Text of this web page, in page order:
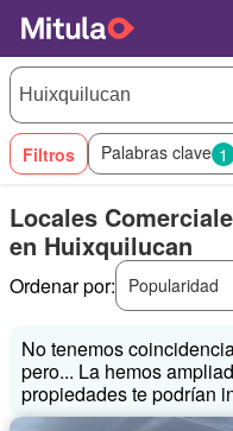
Filtros Palabras clave 1
Locales
en Huixquilucan
Ordenar por: Popularidad
No tenemos
pero... La hemos
propiedades te podrían